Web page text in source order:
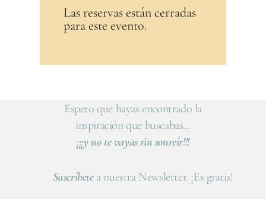
Las reservas están cerradas
para este evento.
Espero que hayas encontrado la
inspiración que buscabas…
¡¡¡y no te vayas sin sonreír!!!
Suscríbetea nuestra Newsletter. ¡Es gratis!